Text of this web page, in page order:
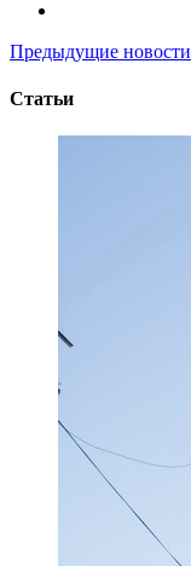
Предыдущие новости
Статьи